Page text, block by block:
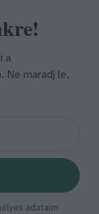
a
Ne maradj le,
adataim